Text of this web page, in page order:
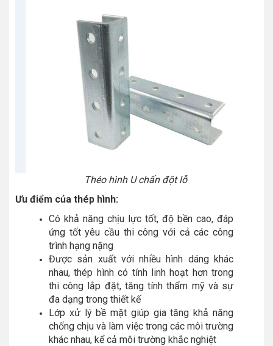
Théo hình U chấn đột lỗ
Ưu điểm của thép hình:
Có khả năng chịu lực tốt, độ bền cao, đáp
ứng tốt yêu cầu thi công với cả các công
trình hạng nặng
Được sản xuất với nhiều hình dáng khác
nhau, thép hình có tính linh hoạt hơn trong
thi công lắp đặt, tăng tính thẩm mỹ và sự
đa dạng trong thiết kế
Lớp xử lý bề mặt giúp gia tăng khả năng
chống chịu và làm việc trong các môi trường
khác nhau, kể cả môi trường khắc nghiệt